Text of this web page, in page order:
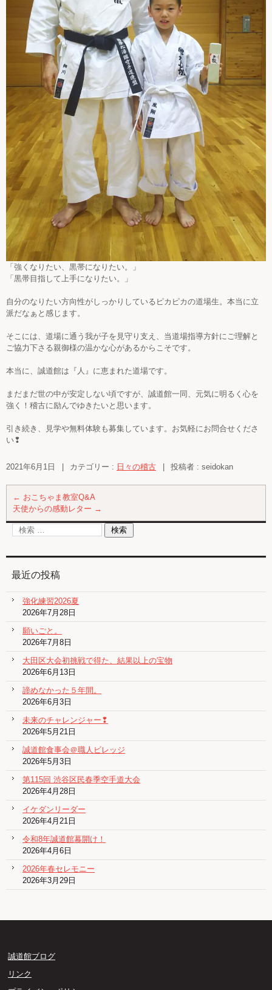
「強くなりたい、黒帯になりたい。」
「黒帯目指して上手になりたい。」
自分のなりたい方向性がしっかりしているピカピカの道場生。本当に立
派だなぁと感じます。
そこには、道場に通う我が子を見守り支え、当道場指導方針にご理解と
ご協力下さる親御様の温かな心があるからこそです。
本当に、誠道館は『人』に恵まれた道場です。
まだまだ世の中が安定しない頃ですが、誠道館一同、元気に明るく心を
強く！稽古に励んでゆきたいと思います。
引き続き、見学や無料体験も募集しています。お気軽にお問合せくださ
い❢
2021年6月1日 カテゴリー : 日々の稽古 投稿者 : seidokan
← おこちゃま教室Q&A
天使からの感動レター →
最近の投稿
強化練習2026夏
2026年7月28日
願いごと。
2026年7月8日
大田区大会初挑戦で得た、結果以上の宝物
2026年6月13日
諦めなかった５年間。
2026年6月3日
未来のチャレンジャー❢
2026年5月21日
誠道館食事会＠職人ビレッジ
2026年5月3日
第115回 渋谷区民春季空手道大会
2026年4月28日
イケダンリーダー
2026年4月21日
令和8年誠道館幕開け！
2026年4月6日
2026年春セレモニー
2026年3月29日
誠道館ブログ
リンク